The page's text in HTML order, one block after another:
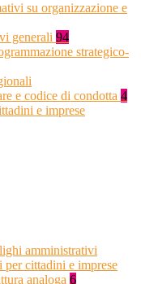
su organizzazione e
generali 94
strategico-
e codice di condotta 4
e imprese
amministrativi
cittadini e imprese
analoga 6